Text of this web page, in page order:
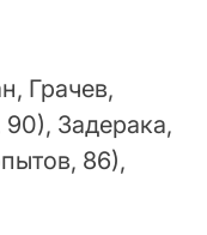
Грачев,
Задерака,
86),